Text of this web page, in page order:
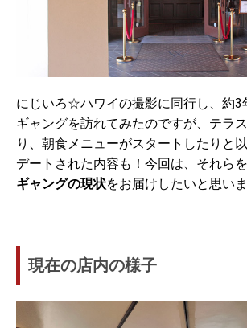
にじいろ☆ハワイの撮影に同行し、約3
ギャングを訪れてみたのですが、テラ
り、朝食メニューがスタートしたりと
デートされた内容も！今回は、それらを
ギャングの現状をお届けしたいと思いま
現在の店内の様子